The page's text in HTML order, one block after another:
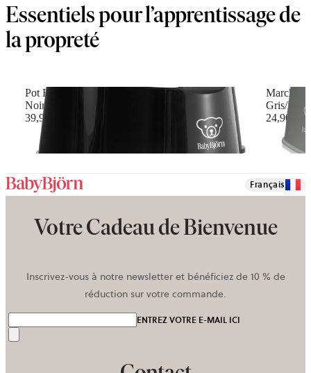
Essentiels pour l’apprentissage de
la propreté
Pot Fauteuil
Noir/Blanc
39,90 €
Gris/
24,90 €
Français
Votre Cadeau de Bienvenue
Inscrivez-vous à notre newsletter et bénéficiez de 10 % de
réduction sur votre commande.
ENTREZ VOTRE E-MAIL ICI